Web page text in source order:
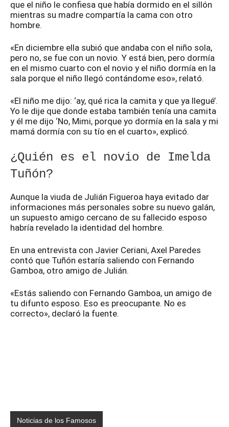
que el niño le confiesa que había dormido en el sillón
mientras su madre compartía la cama con otro
hombre.
«En diciembre ella subió que andaba con el niño sola,
pero no, se fue con un novio. Y está bien, pero dormía
en el mismo cuarto con el novio y el niño dormía en la
sala porque el niño llegó contándome eso», relató.
«El niño me dijo: ‘ay, qué rica la camita y que ya llegué’.
Yo le dije que donde estaba también tenía una camita
y él me dijo ‘No, Mimi, porque yo dormía en la sala y mi
mamá dormía con su tío en el cuarto», explicó.
¿Quién es el novio de Imelda
Tuñón?
Aunque la viuda de Julián Figueroa haya evitado dar
informaciones más personales sobre su nuevo galán,
un supuesto amigo cercano de su fallecido esposo
habría revelado la identidad del hombre.
En una entrevista con Javier Ceriani, Axel Paredes
contó que Tuñón estaría saliendo con Fernando
Gamboa, otro amigo de Julián.
«Estás saliendo con Fernando Gamboa, un amigo de
tu difunto esposo. Eso es preocupante. No es
correcto», declaró la fuente.
Noticias de los Famosos